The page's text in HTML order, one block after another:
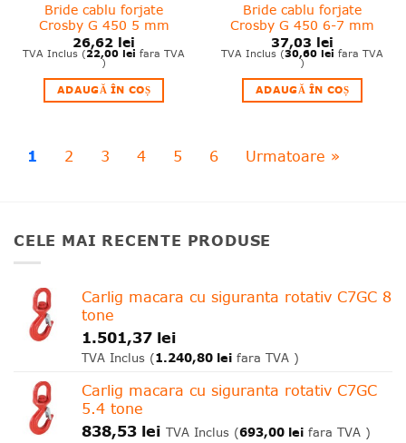
Bride cablu forjate
Crosby G 450 5 mm
26,62 lei
TVA Inclus (22,00 lei fara TVA
)
ADAUGĂ ÎN COȘ
Bride cablu forjate
Crosby G 450 6-7 mm
37,03 lei
TVA Inclus (30,60 lei fara TVA
)
ADAUGĂ ÎN COȘ
1 2 3 4 5 6 Urmatoare »
CELE MAI RECENTE PRODUSE
Carlig macara cu siguranta rotativ C7GC 8
tone
1.501,37 lei
TVA Inclus (1.240,80 lei fara TVA )
Carlig macara cu siguranta rotativ C7GC
5.4 tone
838,53 lei TVA Inclus (693,00 lei fara TVA )